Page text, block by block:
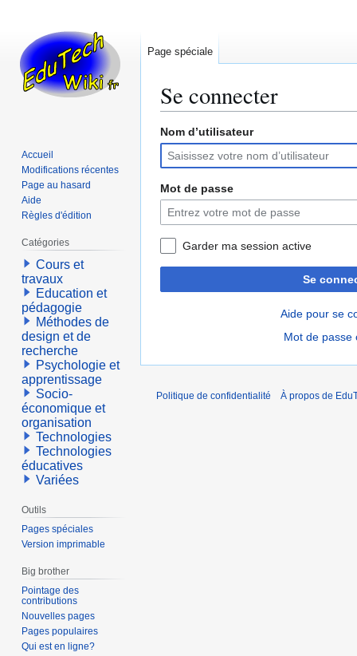
Se connecter
Aller
la
navigation
Aller
la
recherche
Nom d’utilisateur
Mot de passe
Garder ma session active
Se
Aide pour se
Mot de passe
Page spéciale
Accueil
Modifications récentes
Page au hasard
Aide
Règles d'édition
Catégories
Cours et
travaux
Education et
pédagogie
Méthodes de
design et de
recherche
Psychologie et
apprentissage
Socio-
économique et
organisation
Technologies
Technologies
éducatives
Variées
Outils
Pages spéciales
Version imprimable
Big brother
Pointage des
contributions
Nouvelles pages
Pages populaires
Qui est en ligne?
Politique de confidentialité À propos de